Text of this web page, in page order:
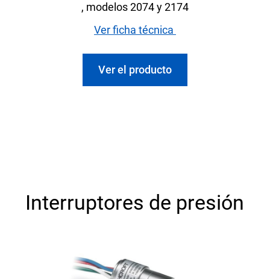
, modelos 2074 y 2174
Ver ficha técnica
Ver el producto
Interruptores de presión